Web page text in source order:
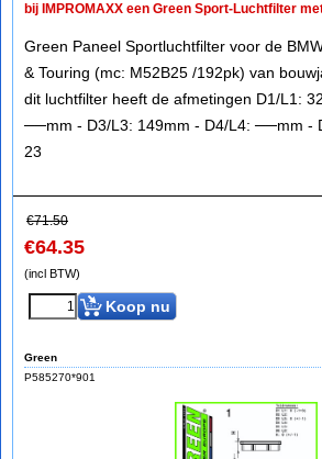
bij IMPROMAXX een Green Sport-Luchtfilter
Green Paneel Sportluchtfilter voor de
& Touring (mc: M52B25 /192pk) van
dit luchtfilter heeft de afmetingen D1/L1:
──mm - D3/L3: 149mm - D4/L4: ──mm -
23
€71.50
€64.35
(incl BTW)
Koop nu
Green
P585270*901